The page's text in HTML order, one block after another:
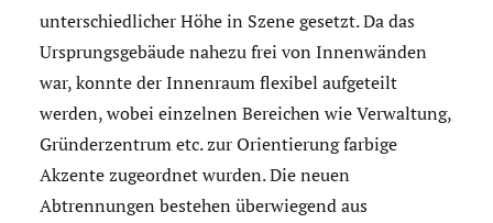
unterschiedlicher Höhe in Szene gesetzt. Da das
Ursprungsgebäude nahezu frei von Innenwänden
war, konnte der Innenraum flexibel aufgeteilt
werden, wobei einzelnen Bereichen wie Verwaltung,
Gründerzentrum etc. zur Orientierung farbige
Akzente zugeordnet wurden. Die neuen
Abtrennungen bestehen überwiegend aus